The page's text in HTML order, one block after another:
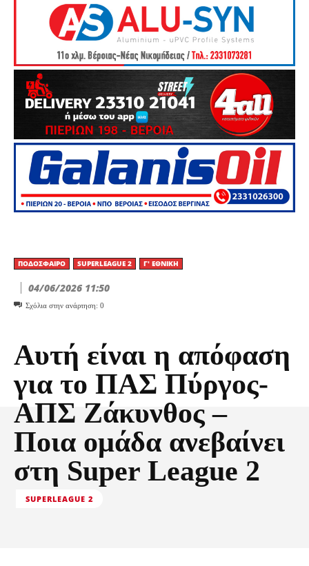
ΠΟΔΌΣΦΑΙΡΟ SUPERLEAGUE 2 Γ' ΕΘΝΙΚΉ
04/06/2026 11:50
Σχόλια στην ανάρτηση: 0
Αυτή είναι η απόφαση
για το ΠΑΣ Πύργος-
ΑΠΣ Ζάκυνθος –
Ποια ομάδα ανεβαίνει
στη Super League 2
SUPERLEAGUE 2